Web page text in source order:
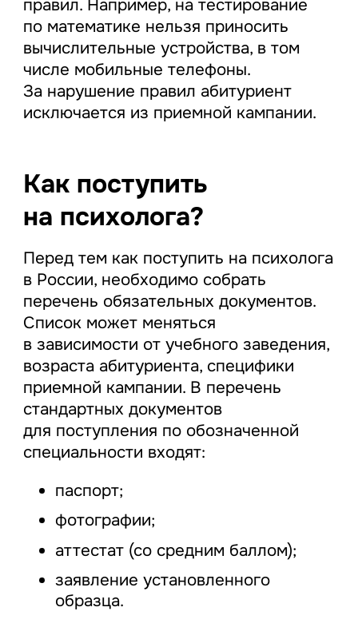
правил. Например, на тестирование
по математике нельзя приносить
вычислительные устройства, в том
числе мобильные телефоны.
За нарушение правил абитуриент
исключается из приемной кампании.
Как поступить
на психолога?
Перед тем как поступить на психолога
в России, необходимо собрать
перечень обязательных документов.
Список может меняться
в зависимости от учебного заведения,
возраста абитуриента, специфики
приемной кампании. В перечень
стандартных документов
для поступления по обозначенной
специальности входят:
паспорт;
фотографии;
аттестат (со средним баллом);
заявление установленного
образца.